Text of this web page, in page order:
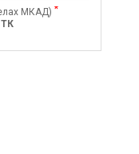
МКАД) *
ТК